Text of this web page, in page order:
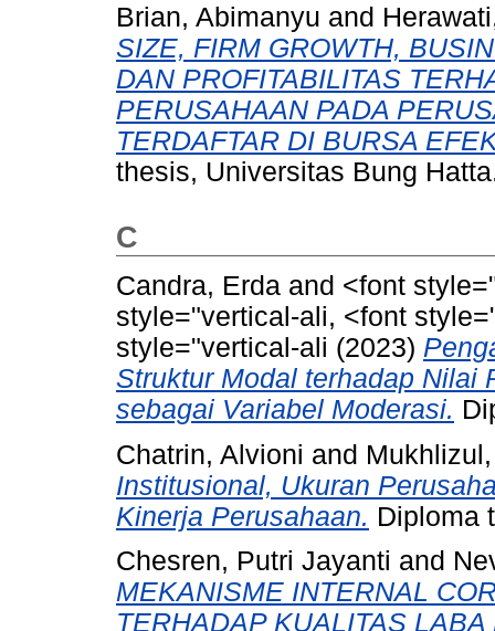
Brian, Abimanyu and
SIZE, FIRM GROWTH,
DAN PROFITABILITAS
PERUSAHAAN PADA
TERDAFTAR DI BURSA
thesis, Universitas Bung
C
Candra, Erda and <font
style="vertical-ali, <font
style="vertical-ali (2023)
Struktur Modal terhadap Nilai
sebagai Variabel Moderasi.
Chatrin, Alvioni and
Institusional, Ukuran
Kinerja Perusahaan. Diploma
Chesren, Putri Jayanti and
MEKANISME INTERNAL
TERHADAP KUALITAS